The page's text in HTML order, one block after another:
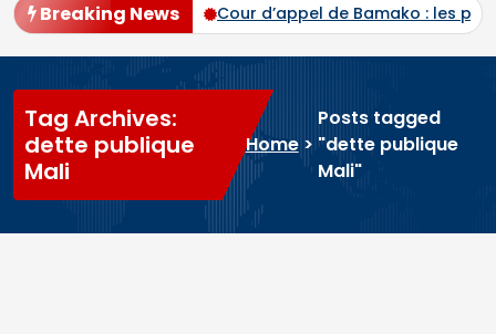
Breaking News
plus de 94 % des voix Cour d’appel de Bamako : les
Tag Archives:
dette publique
Mali
Home>
Posts tagged
"dette publique
Mali"